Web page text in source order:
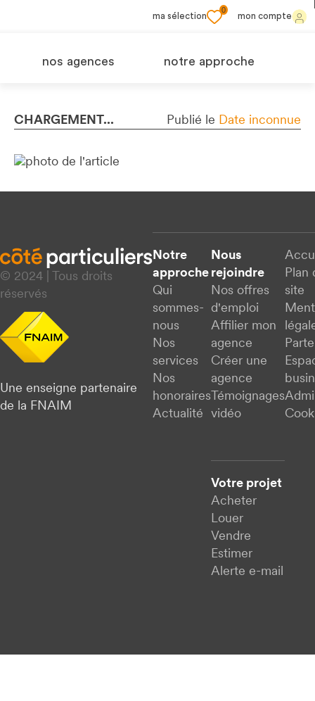
ma sélection
0
mon compte
nos agences notre approche
CHARGEMENT... Publié le Date inconnue
© 2024 | Tous droits
réservés
Une enseigne partenaire
de la FNAIM
Notre
approche
Qui
sommes-
nous
Nos
services
Nos
honoraires
Actualité
Nous
rejoindre
Nos offres
d'emploi
Affilier mon
agence
Créer une
agence
Témoignages
vidéo
Votre projet
Acheter
Louer
Vendre
Estimer
Alerte e-mail
Plan
site